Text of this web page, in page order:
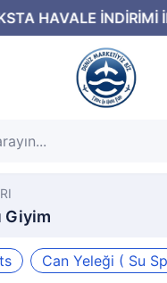
Giyim
Can Yeleği ( Su